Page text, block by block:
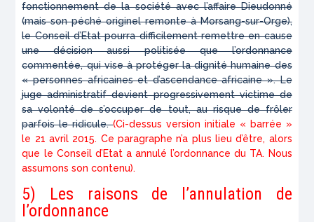
fonctionnement de la société avec l’affaire Dieudonné
(mais son péché originel remonte à Morsang-sur-Orge),
le Conseil d’Etat pourra difficilement remettre en cause
une décision aussi politisée que l’ordonnance
commentée, qui vise à protéger la dignité humaine des
« personnes africaines et d’ascendance africaine ». Le
juge administratif devient progressivement victime de
sa volonté de s’occuper de tout, au risque de frôler
parfois le ridicule.(Ci-dessus version initiale « barrée »
le 21 avril 2015. Ce paragraphe n’a plus lieu d’être, alors
que le Conseil d’Etat a annulé l’ordonnance du TA. Nous
assumons son contenu).
5) Les raisons de l’annulation de
l’ordonnance